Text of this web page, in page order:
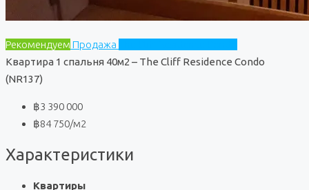
Рекомендуем Продажа
Квартира 1 спальня 40м2 – The Cliff Residence Condo
(NR137)
฿3 390 000
฿84 750/м2
Характеристики
Квартиры